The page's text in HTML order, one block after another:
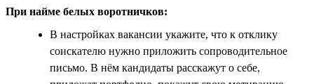
При найме белых воротничков:
В настройках вакансии укажите, что к отклику
соискателю нужно приложить сопроводительное
письмо. В нём кандидаты расскажут о себе,